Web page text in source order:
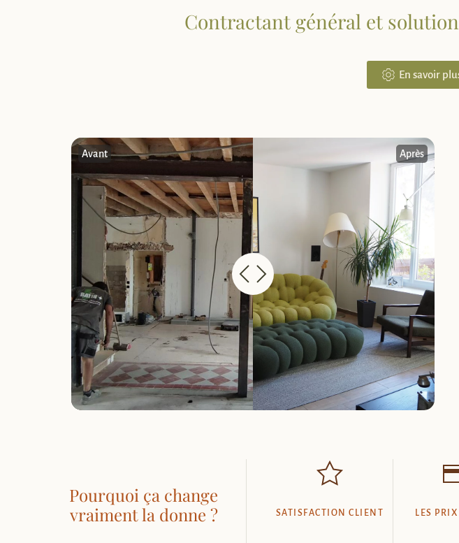
Contractant général et
En savoir
Après
Avant
Pourquoi ça change
vraiment la donne ?
SATISFACTION CLIENT LES